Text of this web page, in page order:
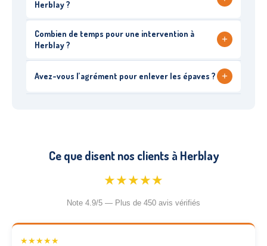
Herblay ?
Combien de temps pour une intervention à
Herblay ?
+
Avez-vous l’agrément pour enlever les épaves ? +
Ce que disent nos clients à Herblay
★★★★★
Note 4.9/5 — Plus de 450 avis vérifiés
★★★★★